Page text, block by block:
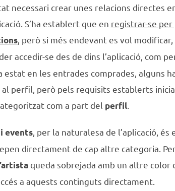
necessari crear unes relacions directes
S’ha establert que en registrar-se
, però si més endevant es vol
accedir-se des de dins l’aplicació, com
estat en les entrades comprades, alguns
perfil, però pels requisits establerts
com a part del perfil
events , per la naturalesa de l’aplicació,
directament de cap altre categoria.
queda sobrejada amb un altre
a aquests continguts directament.